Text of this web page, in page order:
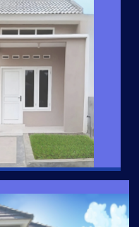
10 menit dari pusat